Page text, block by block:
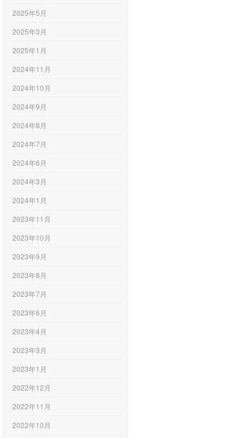
2025年5月
2025年3月
2025年1月
2024年11月
2024年10月
2024年9月
2024年8月
2024年7月
2024年6月
2024年3月
2024年1月
2023年11月
2023年10月
2023年9月
2023年8月
2023年7月
2023年6月
2023年4月
2023年3月
2023年1月
2022年12月
2022年11月
2022年10月